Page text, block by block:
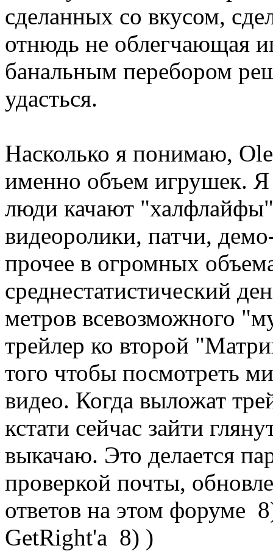
сделанных со вкусом,
отнюдь не облегчающая
банальным перебором
удасться.
Насколько я понимаю,
именно объем игрушек.
люди качают
видеоролики, патчи,
прочее в огромных
среднестатистический
метров всевозможного
трейлер ко второй
того чтобы посмотреть
видео. Когда выложат
кстати сейчас зайти
выкачаю. Это делается
проверкой почты,
ответов на этом форуме
GetRight'a 8) )